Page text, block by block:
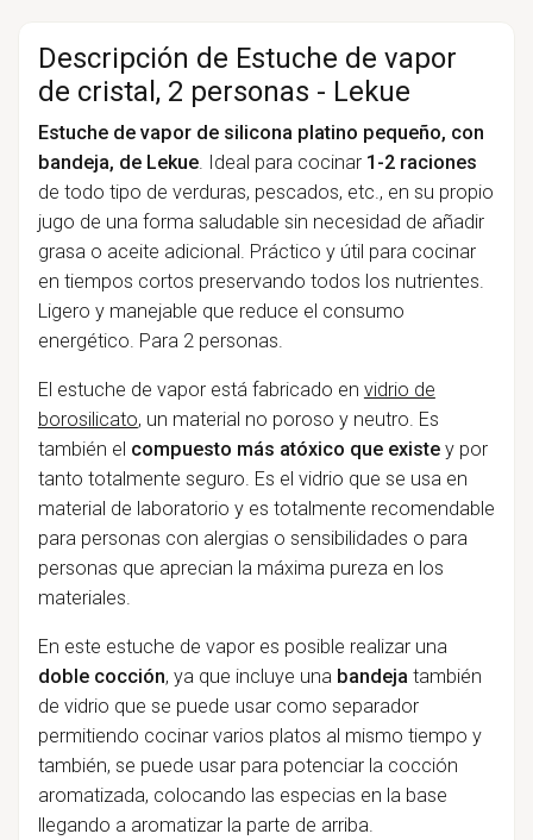
Descripción de Estuche de vapor
de cristal, 2 personas - Lekue
Estuche de vapor de silicona platino pequeño, con
bandeja, de Lekue. Ideal para cocinar 1-2 raciones
de todo tipo de verduras, pescados, etc., en su propio
jugo de una forma saludable sin necesidad de añadir
grasa o aceite adicional. Práctico y útil para cocinar
en tiempos cortos preservando todos los nutrientes.
Ligero y manejable que reduce el consumo
energético. Para 2 personas.
El estuche de vapor está fabricado en vidrio de
borosilicato, un material no poroso y neutro. Es
también el compuesto más atóxico que existey por
tanto totalmente seguro. Es el vidrio que se usa en
material de laboratorio y es totalmente recomendable
para personas con alergias o sensibilidades o para
personas que aprecian la máxima pureza en los
materiales.
En este estuche de vapor es posible realizar una
doble cocción, ya que incluye una bandeja también
de vidrio que se puede usar como separador
permitiendo cocinar varios platos al mismo tiempo y
también, se puede usar para potenciar la cocción
aromatizada, colocando las especias en la base
llegando a aromatizar la parte de arriba.